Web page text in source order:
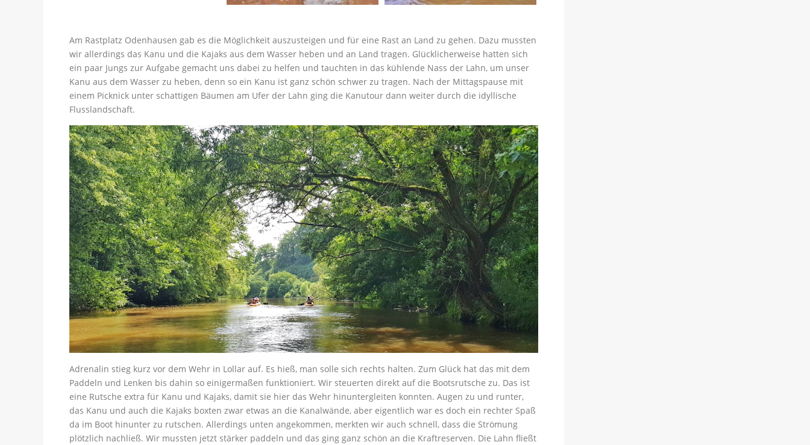
Am Rastplatz Odenhausen gab es die Möglichkeit auszusteigen und für eine Rast an Land zu gehen. Dazu mussten
wir allerdings das Kanu und die Kajaks aus dem Wasser heben und an Land tragen. Glücklicherweise hatten sich
ein paar Jungs zur Aufgabe gemacht uns dabei zu helfen und tauchten in das kühlende Nass der Lahn, um unser
Kanu aus dem Wasser zu heben, denn so ein Kanu ist ganz schön schwer zu tragen. Nach der Mittagspause mit
einem Picknick unter schattigen Bäumen am Ufer der Lahn ging die Kanutour dann weiter durch die idyllische
Flusslandschaft.
Adrenalin stieg kurz vor dem Wehr in Lollar auf. Es hieß, man solle sich rechts halten. Zum Glück hat das mit dem
Paddeln und Lenken bis dahin so einigermaßen funktioniert. Wir steuerten direkt auf die Bootsrutsche zu. Das ist
eine Rutsche extra für Kanu und Kajaks, damit sie hier das Wehr hinuntergleiten konnten. Augen zu und runter,
das Kanu und auch die Kajaks boxten zwar etwas an die Kanalwände, aber eigentlich war es doch ein rechter Spaß
da im Boot hinunter zu rutschen. Allerdings unten angekommen, merkten wir auch schnell, dass die Strömung
plötzlich nachließ. Wir mussten jetzt stärker paddeln und das ging ganz schön an die Kraftreserven. Die Lahn fließt